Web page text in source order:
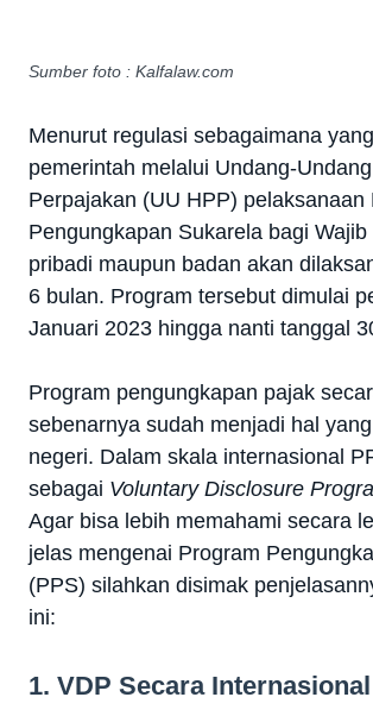
Sumber foto : Kalfalaw.com
Menurut regulasi sebagaimana
pemerintah melalui Undang-
Perpajakan (UU HPP) pelaksanaan
Pengungkapan Sukarela bagi
pribadi maupun badan akan
6 bulan. Program tersebut dimulai
Januari 2023 hingga nanti tanggal
Program pengungkapan pajak
sebenarnya sudah menjadi hal
negeri. Dalam skala internasional
sebagai Voluntary Disclosure
Agar bisa lebih memahami secara
jelas mengenai Program
(PPS) silahkan disimak
ini:
1. VDP Secara Internasional